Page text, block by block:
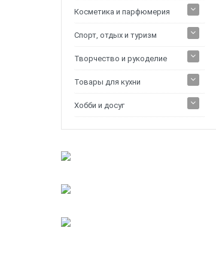
Косметика и парфюмерия
Спорт, отдых и туризм
Творчество и рукоделие
Товары для кухни
Хобби и досуг